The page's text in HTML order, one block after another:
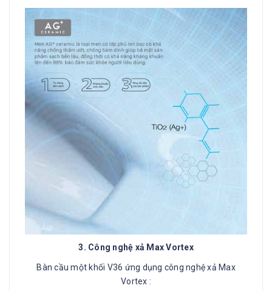
3. Công nghệ xả Max Vortex
Bàn cầu một khối V36 ứng dụng công nghệ xả Max
Vortex :